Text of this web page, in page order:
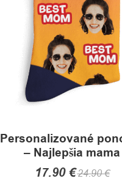
on
the
product
page
Personalizované
– Najlepšia mama
17.90€24.90€